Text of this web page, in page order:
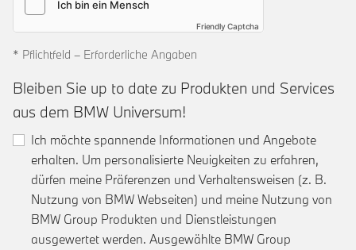
Friendly Captcha
* Pflichtfeld – Erforderliche Angaben
Bleiben Sie up to date zu Produkten und Services
aus dem BMW Universum!
Ich möchte spannende Informationen und Angebote
erhalten. Um personalisierte Neuigkeiten zu erfahren,
dürfen meine Präferenzen und Verhaltensweisen (z. B.
Nutzung von BMW Webseiten) und meine Nutzung von
BMW Group Produkten und Dienstleistungen
ausgewertet werden. Ausgewählte BMW Group